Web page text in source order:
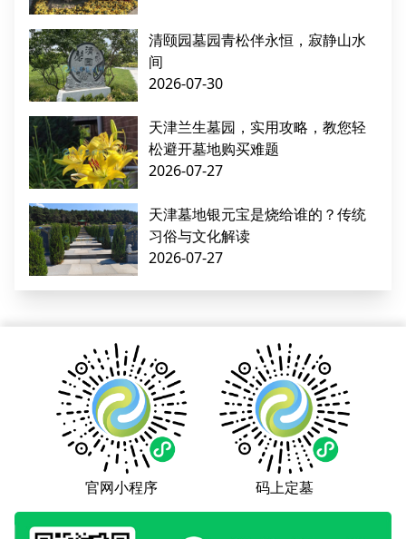
清颐园墓园青松伴永恒，寂静山水
间
2026-07-30
天津兰生墓园，实用攻略，教您轻
松避开墓地购买难题
2026-07-27
天津墓地银元宝是烧给谁的？传统
习俗与文化解读
2026-07-27
官网小程序 码上定墓